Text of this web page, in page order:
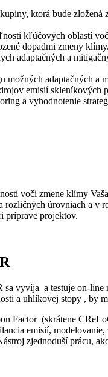
ktorá bude
kľúčových oblastí
dopadmi zmeny
adaptačných a
možných adaptačných a
emisií skleníkových
a vyhodnotenie
voči zmene klímy
úrovniach a v
príprave projektov.
vyvíja a testuje on-line
a uhlíkovej stopy , by
Factor (skrátene
emisií,
zjednoduší prácu,